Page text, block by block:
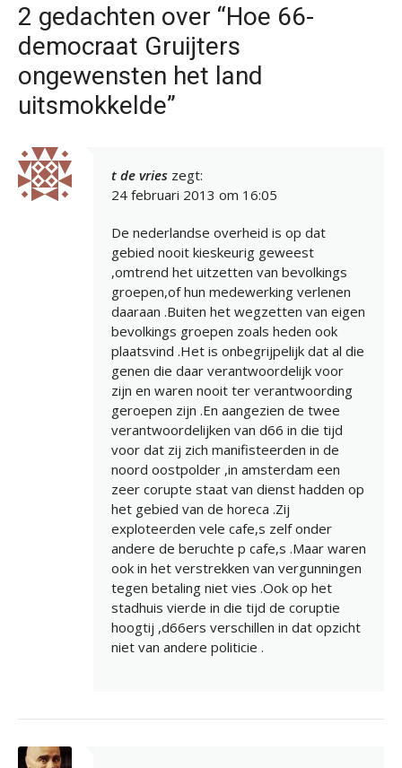
2 gedachten over “Hoe 66-
democraat Gruijters
ongewensten het land
uitsmokkelde”
t de vries zegt:
24 februari 2013 om 16:05
De nederlandse overheid is op dat
gebied nooit kieskeurig geweest
,omtrend het uitzetten van bevolkings
groepen,of hun medewerking verlenen
daaraan .Buiten het wegzetten van eigen
bevolkings groepen zoals heden ook
plaatsvind .Het is onbegrijpelijk dat al die
genen die daar verantwoordelijk voor
zijn en waren nooit ter verantwoording
geroepen zijn .En aangezien de twee
verantwoordelijken van d66 in die tijd
voor dat zij zich manifisteerden in de
noord oostpolder ,in amsterdam een
zeer corupte staat van dienst hadden op
het gebied van de horeca .Zij
exploteerden vele cafe,s zelf onder
andere de beruchte p cafe,s .Maar waren
ook in het verstrekken van vergunningen
tegen betaling niet vies .Ook op het
stadhuis vierde in die tijd de coruptie
hoogtij ,d66ers verschillen in dat opzicht
niet van andere politicie .